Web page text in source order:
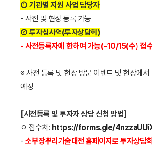
① 기관별 지원 사업 담당자
- 사전 및 현장 등록 가능
② 투자심사역(투자상담회)
- 사전등록자에 한하여 가능(~10/15(수) 접
※ 사전 등록 및 현장 방문 이벤트 및 현장에서
예정
[사전등록 및 투자자 상담 신청 방법]
ㅇ 접수처: https://forms.gle/
- 소부장뿌리기술대전 홈페이지로 투자상담